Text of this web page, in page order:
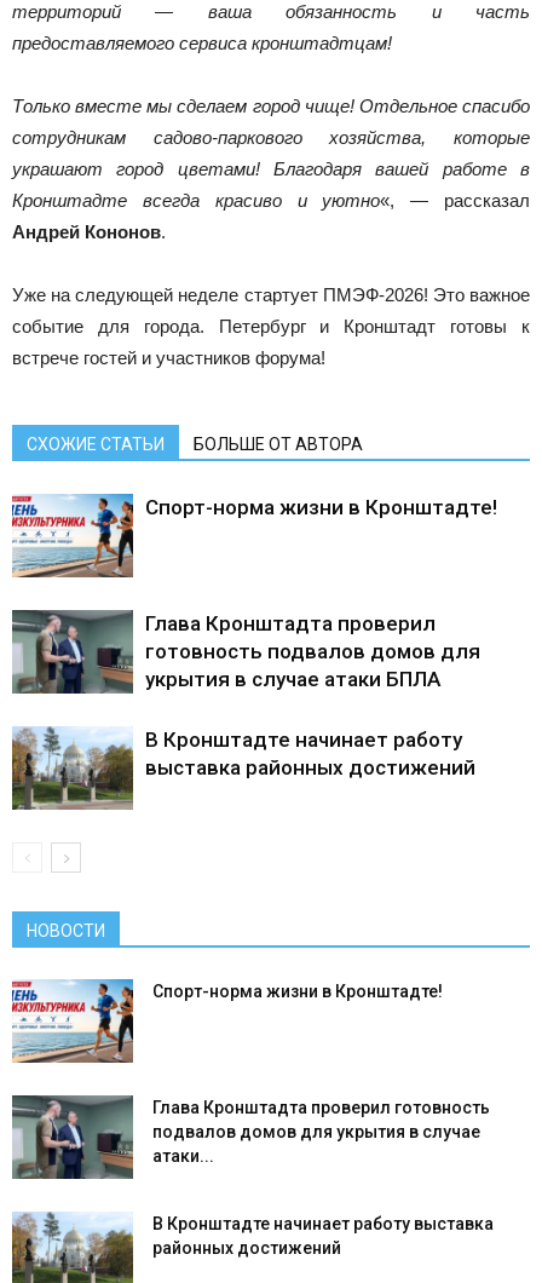
территорий — ваша обязанность и часть
предоставляемого сервиса кронштадтцам!
Только вместе мы сделаем город чище! Отдельное спасибо
сотрудникам садово-паркового хозяйства, которые
украшают город цветами! Благодаря вашей работе в
Кронштадте всегда красиво и уютно«, — рассказал
Андрей Кононов.
Уже на следующей неделе стартует ПМЭФ-2026! Это важное
событие для города. Петербург и Кронштадт готовы к
встрече гостей и участников форума!
СХОЖИЕ СТАТЬИ БОЛЬШЕ ОТ АВТОРА
Спорт-норма жизни в Кронштадте!
Глава Кронштадта проверил
готовность подвалов домов для
укрытия в случае атаки БПЛА
В Кронштадте начинает работу
выставка районных достижений
НОВОСТИ
Спорт-норма жизни в Кронштадте!
Глава Кронштадта проверил готовность
подвалов домов для укрытия в случае
атаки...
В Кронштадте начинает работу выставка
районных достижений